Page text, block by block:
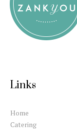
Links
Home
Catering